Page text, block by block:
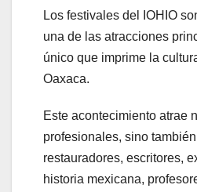
Los festivales del IOHIO
una de las atracciones
único que imprime la
Oaxaca.
Este acontecimiento atrae
profesionales, sino
restauradores, escritores,
historia mexicana,